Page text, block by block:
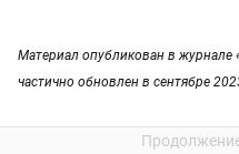
Материал опубликован в журнале
частично обновлен в сентябре